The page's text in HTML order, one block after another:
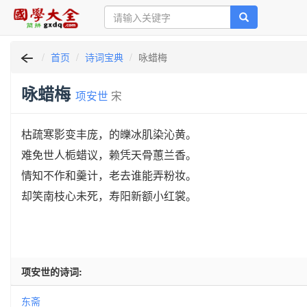
首页 诗词宝典 咏蜡梅
咏蜡梅 项安世 宋
枯疏寒影变丰庞，的皪冰肌染沁黄。
难免世人栀蜡议，赖凭天骨蕙兰香。
情知不作和羹计，老去谁能弄粉妆。
却笑南枝心未死，寿阳新额小红裳。
项安世的诗词:
东斋